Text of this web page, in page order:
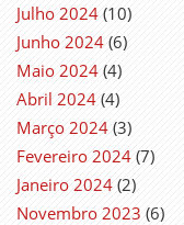
Julho 2024 (10)
Junho 2024 (6)
Maio 2024 (4)
Abril 2024 (4)
Março 2024 (3)
Fevereiro 2024 (7)
Janeiro 2024 (2)
Novembro 2023 (6)